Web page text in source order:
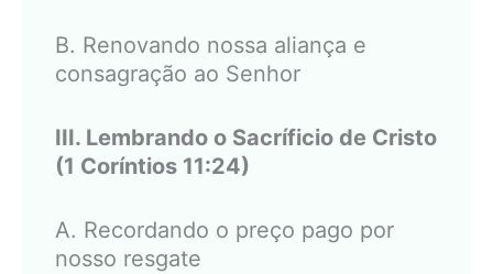
B. Renovando nossa aliança e
consagração ao Senhor
III. Lembrando o Sacríficio de Cristo
(1 Coríntios 11:24)
A. Recordando o preço pago por
nosso resgate